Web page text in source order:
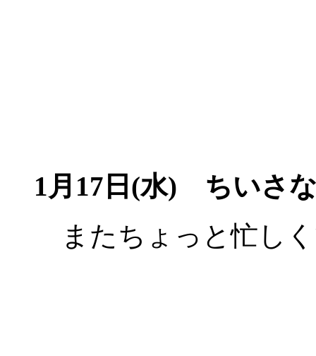
1月17日(水) ちいさ
またちょっと忙し